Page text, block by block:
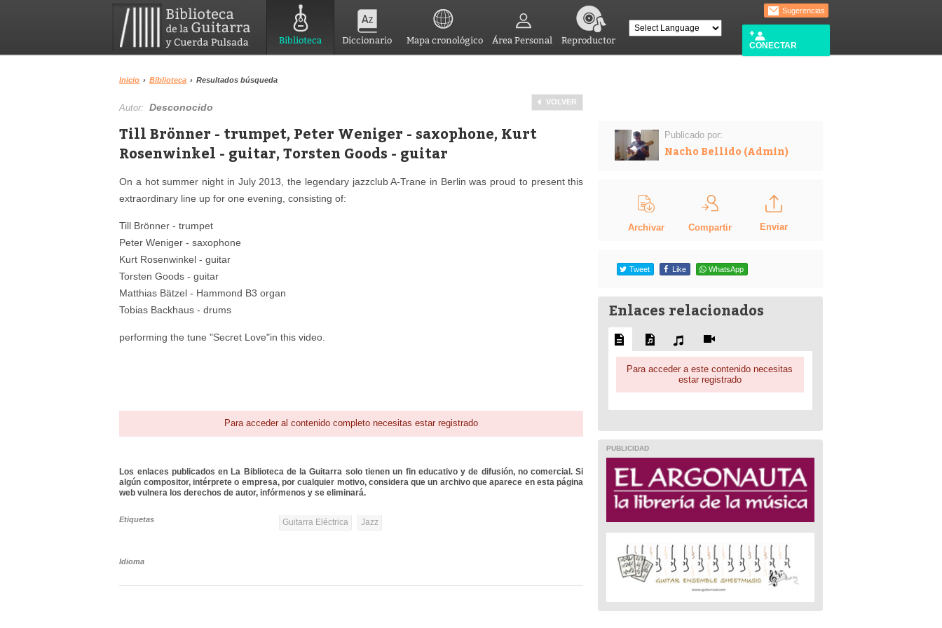
Biblioteca Diccionario Mapa cronológico Área Personal Reproductor
Sugerencias
CONECTAR
Inicio › Biblioteca › Resultados búsqueda
VOLVER
Autor:Desconocido
Till Brönner - trumpet, Peter Weniger - saxophone, Kurt
Rosenwinkel - guitar, Torsten Goods - guitar
On a hot summer night in July 2013, the legendary jazzclub A-Trane in Berlin was proud to present this
extraordinary line up for one evening, consisting of:
Till Brönner - trumpet
Peter Weniger - saxophone
Kurt Rosenwinkel - guitar
Torsten Goods - guitar
Matthias Bätzel - Hammond B3 organ
Tobias Backhaus - drums
performing the tune "Secret Love"in this video.
Para acceder al contenido completo necesitas estar registrado
Los enlaces publicados en La Biblioteca de la Guitarra solo tienen un fin educativo y de difusión, no comercial. Si
algún compositor, intérprete o empresa, por cualquier motivo, considera que un archivo que aparece en esta página
web vulnera los derechos de autor, infórmenos y se eliminará.
Etiquetas Guitarra Eléctrica Jazz
Idioma
Publicado por:
Nacho Bellido (Admin)
Archivar Compartir Enviar
Tweet Like WhatsApp
Enlaces relacionados
Para acceder a este contenido necesitas
estar registrado
PUBLICIDAD